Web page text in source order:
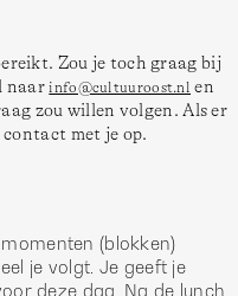
Zou je toch graag bij
naar info@cultuuroost.nl en
zou willen volgen. Als er
met je op.
(blokken)
je volgt. Je geeft je
deze dag. Na de lunch